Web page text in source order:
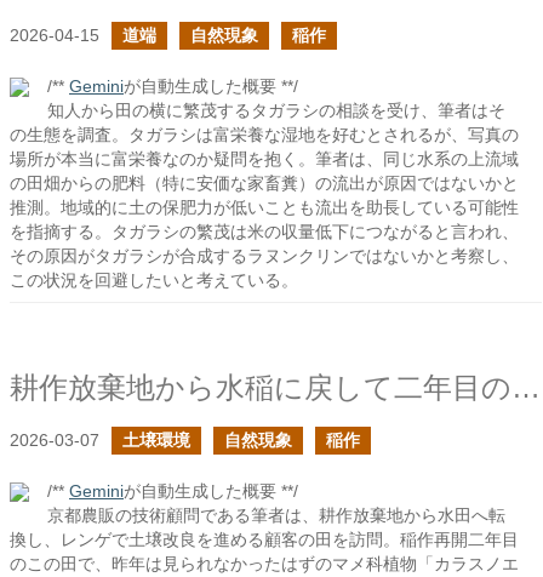
2026-04-15 道端 自然現象 稲作
/** Geminiが自動生成した概要 **/
知人から田の横に繁茂するタガラシの相談を受け、筆者はそ
の生態を調査。タガラシは富栄養な湿地を好むとされるが、写真の
場所が本当に富栄養なのか疑問を抱く。筆者は、同じ水系の上流域
の田畑からの肥料（特に安価な家畜糞）の流出が原因ではないかと
推測。地域的に土の保肥力が低いことも流出を助長している可能性
を指摘する。タガラシの繁茂は米の収量低下につながると言われ、
その原因がタガラシが合成するラヌンクリンではないかと考察し、
この状況を回避したいと考えている。
耕作放棄地から水稲に戻して二年目の土でカラスノエンドウを見かけた
2026-03-07 土壌環境 自然現象 稲作
/** Geminiが自動生成した概要 **/
京都農販の技術顧問である筆者は、耕作放棄地から水田へ転
換し、レンゲで土壌改良を進める顧客の田を訪問。稲作再開二年目
のこの田で、昨年は見られなかったはずのマメ科植物「カラスノエ